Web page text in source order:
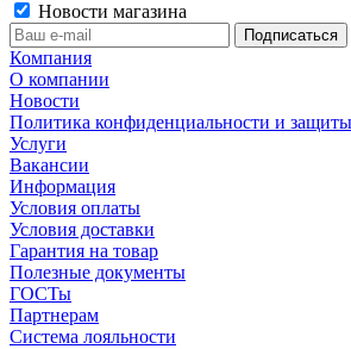
Новости магазина
Компания
О компании
Новости
Политика конфиденциальности и
Услуги
Вакансии
Информация
Условия оплаты
Условия доставки
Гарантия на товар
Полезные документы
ГОСТы
Партнерам
Система лояльности